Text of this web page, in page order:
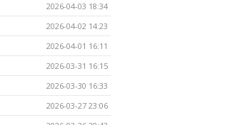
2026-04-03 18:34
2026-04-02 14:23
2026-04-01 16:11
2026-03-31 16:15
2026-03-30 16:33
2026-03-27 23:06